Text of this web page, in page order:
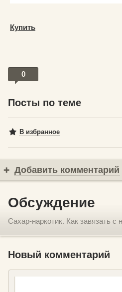
Купить
0
Посты по теме
В избранное
Добавить комментарий
Обсуждение
Сахар-наркотик. Как завязать с
Новый комментарий